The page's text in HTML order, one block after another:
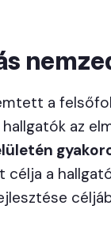
a
az
célja a